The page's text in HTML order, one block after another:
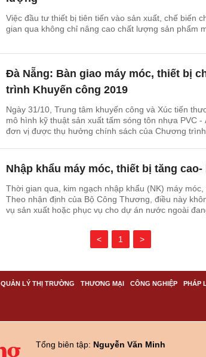
Việc đầu tư thiết bị tiên tiến vào sản xuất, chế biến
gian qua không chỉ nâng cao chất lượng sản phẩm
Đà Nẵng: Bàn giao máy móc, thiết bị
trình Khuyến công 2019
Ngày 31/10, Trung tâm khuyến công và Xúc tiến
mô hình kỹ thuật sản xuất tấm sóng tôn nhựa PVC
đơn vị được thụ hưởng chính sách của Chương trình
​Nhập khẩu máy móc, thiết bị tăng
Thời gian qua, kim ngạch nhập khẩu (NK) máy
Theo nhận định của Bộ Công Thương, điều này
vụ sản xuất hoặc phục vụ cho dự án nước ngoài
< 1 >
QUẢN LÝ THỊ TRƯỜNG THƯƠNG MẠI CÔNG NGHIỆP PHÁP
Tổng biên tập: Nguyễn Văn Minh